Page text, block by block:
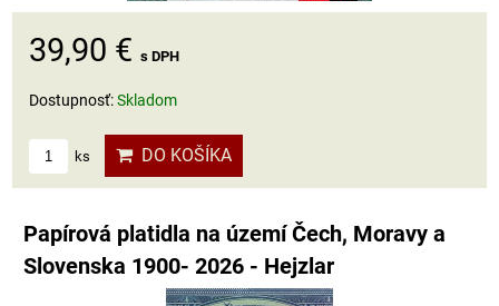
39,90 € s DPH
Dostupnosť:Skladom
ks DO KOŠÍKA
Papírová platidla na území Čech, Moravy a
Slovenska 1900- 2026 - Hejzlar